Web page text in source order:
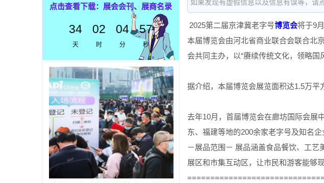
如果发现有虚假信息以及信息有误等，请
2025第二届京津冀老字号博览会将于9
本届博览会由河北省商业联合会联合北
会共同主办，以“赓续传统文化，领略
据介绍，本届博览会展览面积达1.5万
去年10月，首届博览会在廊坊国际会展
东、福建等地的200余家老字号及知名
－展品范围－ 展品涵盖食品餐饮、工
展区和市集互动区，让市民和游客能够
点击查看下载：展会会刊、展商名录
34
天
02
时
04
分
57
秒